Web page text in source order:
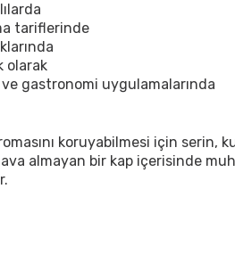
tariflerinde
olarak
gastronomi uygulamalarında
koruyabilmesi için serin,
almayan bir kap içerisinde